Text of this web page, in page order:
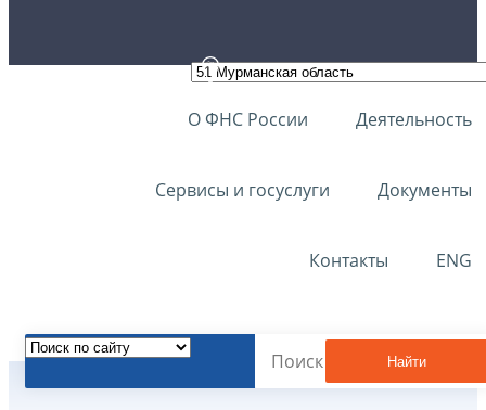
О ФНС России Деятельность
Сервисы и госуслуги Документы
Контакты ENG
Найти